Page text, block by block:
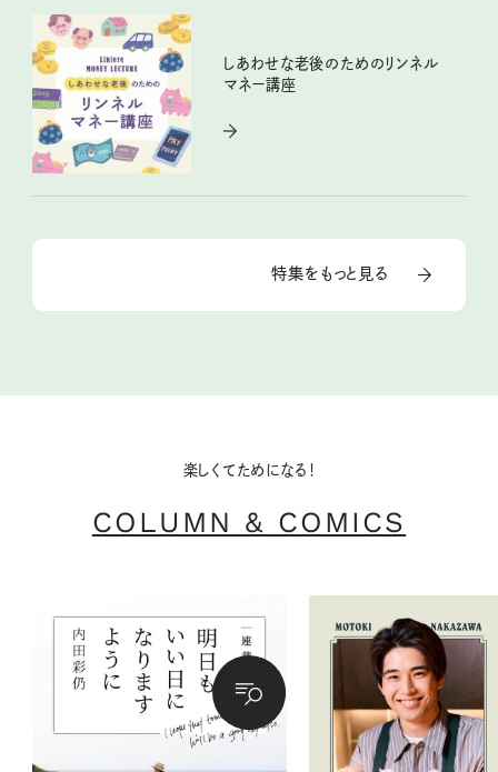
しあわせな老後のためのリンネル
マネー講座
特集をもっと見る
楽しくてためになる！
COLUMN & COMICS